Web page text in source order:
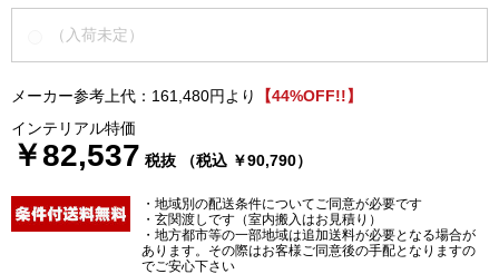
（入荷未定）
メーカー参考上代：161,480円より
【44%OFF!!】
インテリアル特価
￥82,537 税抜 （税込 ￥90,790）
・地域別の配送条件についてご同意が必要です
・玄関渡しです（室内搬入はお見積り）
・地方都市等の一部地域は追加送料が必要となる場合が
あります。その際はお客様ご同意後の手配となりますの
でご安心下さい